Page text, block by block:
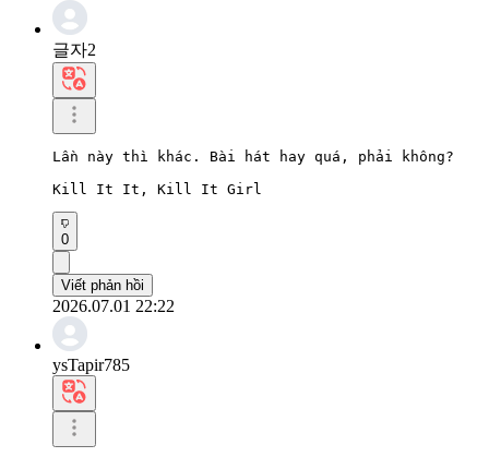
글자2
Lần này thì khác. Bài hát hay quá, phải không?
Kill It It, Kill It Girl
0
Viết phản hồi
2026.07.01 22:22
ysTapir785